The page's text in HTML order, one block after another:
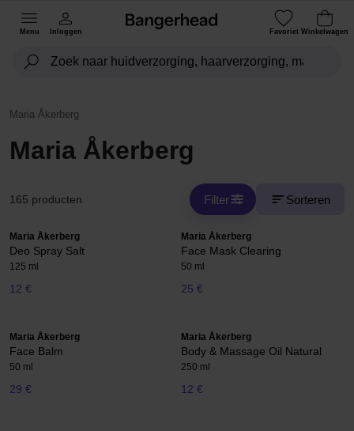
Menu Inloggen Favoriet Winkelwagen
Maria Åkerberg
Maria Åkerberg
165 producten Filter Sorteren
Maria Åkerberg
Deo Spray Salt
125 ml
12 €
Maria Åkerberg
Face Mask Clearing
50 ml
25 €
Maria Åkerberg
Face Balm
50 ml
29 €
Maria Åkerberg
Body & Massage Oil Natural
250 ml
12 €